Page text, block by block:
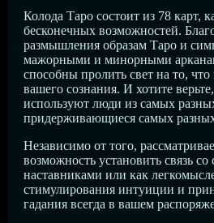
Колода Таро состоит из 78 карт,
бесконечных возможностей.
размышления образам Таро и
мажорными и минорными
способны пролить свет на то,
вашего сознания. И хотите
используют люди из самых
придерживающиеся самых
Независимо от того,
возможность установить связь
наставниками или как
стимулирования интуиции и
гадания всегда в вашем